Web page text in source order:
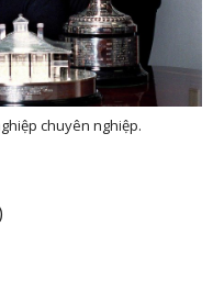
chuyên nghiệp.